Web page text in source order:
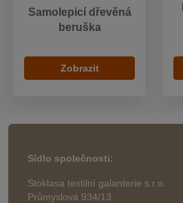
Samolepicí dřevěná
beruška
Zobrazit
Sídlo společnosti:
Stoklasa textilní galanterie s.r.o.
Průmyslová 934/13